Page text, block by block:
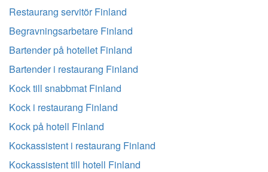
Restaurang servitör Finland
Begravningsarbetare Finland
Bartender på hotellet Finland
Bartender i restaurang Finland
Kock till snabbmat Finland
Kock i restaurang Finland
Kock på hotell Finland
Kockassistent i restaurang Finland
Kockassistent till hotell Finland